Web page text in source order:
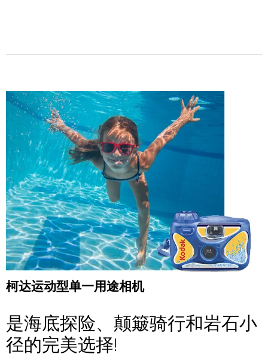
柯达运动型单一用途相机
是海底探险、颠簸骑行和岩石小
径的完美选择!